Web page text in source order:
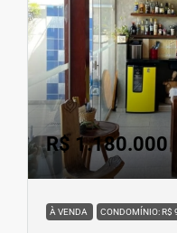
R$ 1.180.000
À VENDA CONDOMÍNIO: R$